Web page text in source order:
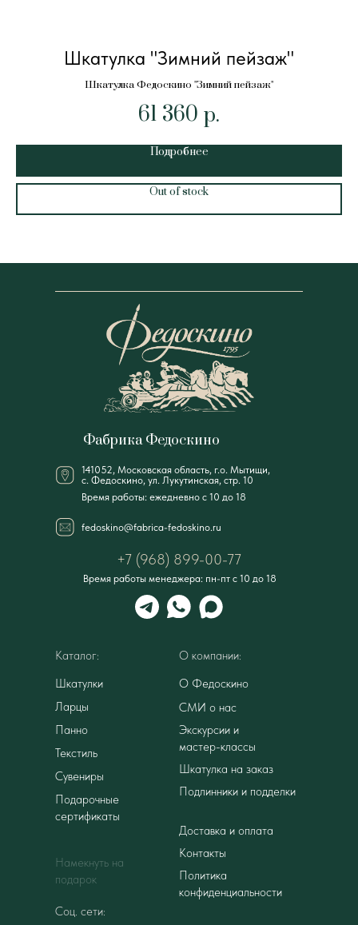
Шкатулка "Зимний пейзаж"
Шкатулка Федоскино "Зимний пейзаж"
61 360 р.
Подробнее
Out of stock
141052, Московская область, г.о. Мытищи,
с. Федоскино, ул. Лукутинская, стр. 10
Фабрика Федоскино
+7 (968) 899-00-77
Время работы: ежедневно с 10 до 18
Время работы менеджера: пн-пт с 10 до 18
Каталог:
Шкатулки
Ларцы
Панно
Текстиль
Сувениры
Подарочные
сертификаты
Намекнуть на
подарок
О компании:
О Федоскино
Контакты
Экскурсии и
мастер-классы
Подлинники и подделки
Доставка и оплата
Соц. сети:
fedoskino@fabrica-fedoskino.ru
Шкатулка на заказ
Политика
конфиденциальности
СМИ о нас